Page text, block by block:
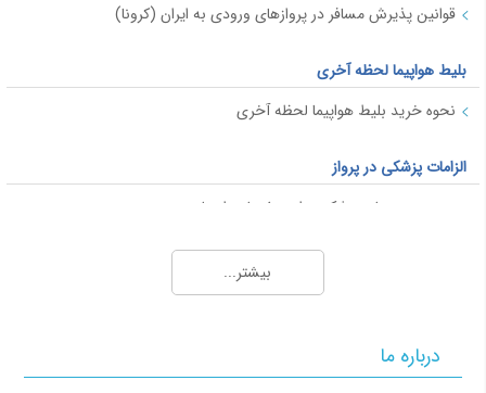
قوانین پذیرش مسافر در پروازهای ورودی به ایران (کرونا)
بلیط هواپیما لحظه آخری
نحوه خرید بلیط هواپیما لحظه آخری
الزامات پزشکی در پرواز
محدودیت های پزشکی برای سفر با هواپیما
ویزای شینگن
بیشتر...
درباره ما